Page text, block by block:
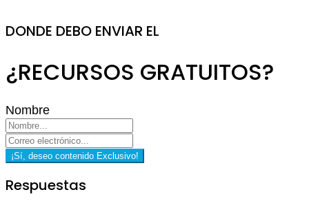
DONDE DEBO ENVIAR EL
¿RECURSOS GRATUITOS?
Nombre
¡Sí, deseo contenido Exclusivo!
Respuestas